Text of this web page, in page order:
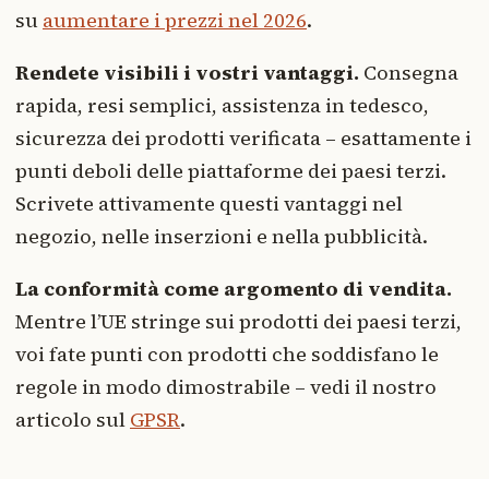
su aumentare i prezzi nel 2026.
Rendete visibili i vostri vantaggi. Consegna
rapida, resi semplici, assistenza in tedesco,
sicurezza dei prodotti verificata – esattamente i
punti deboli delle piattaforme dei paesi terzi.
Scrivete attivamente questi vantaggi nel
negozio, nelle inserzioni e nella pubblicità.
La conformità come argomento di vendita.
Mentre l’UE stringe sui prodotti dei paesi terzi,
voi fate punti con prodotti che soddisfano le
regole in modo dimostrabile – vedi il nostro
articolo sul GPSR.